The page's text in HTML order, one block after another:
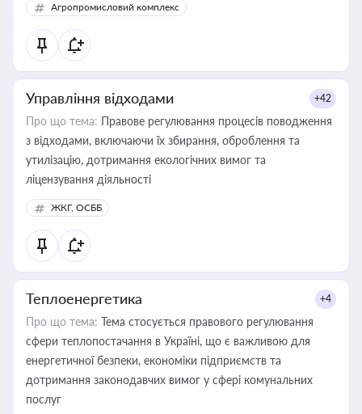
Агропромисловий комплекс
Управління відходами +42
Про що тема: Правове регулювання процесів поводження
з відходами, включаючи їх збирання, оброблення та
утилізацію, дотримання екологічних вимог та
ліцензування діяльності
ЖКГ, ОСББ
Теплоенергетика +4
Про що тема: Тема стосується правового регулювання
сфери теплопостачання в Україні, що є важливою для
енергетичної безпеки, економіки підприємств та
дотримання законодавчих вимог у сфері комунальних
послуг